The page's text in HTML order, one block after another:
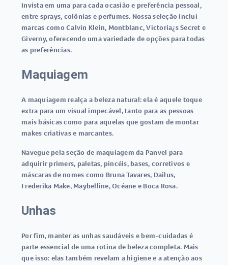
Invista em uma para cada ocasião e preferência pessoal,
entre sprays, colônias e perfumes. Nossa seleção inclui
marcas como Calvin Klein, Montblanc, Victoria¿s Secret e
Giverny, oferecendo uma variedade de opções para todas
as preferências.
Maquiagem
A maquiagem realça a beleza natural: ela é aquele toque
extra para um visual impecável, tanto para as pessoas
mais básicas como para aquelas que gostam de montar
makes criativas e marcantes.
Navegue pela seção de maquiagem da Panvel para
adquirir primers, paletas, pincéis, bases, corretivos e
máscaras de nomes como Bruna Tavares, Dailus,
Frederika Make, Maybelline, Océane e Boca Rosa.
Unhas
Por fim, manter as unhas saudáveis e bem-cuidadas é
parte essencial de uma rotina de beleza completa. Mais
que isso: elas também revelam a higiene e a atenção aos